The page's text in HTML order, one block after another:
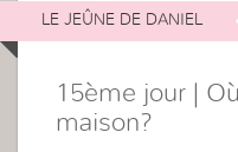
LE JEÛNE DE DANIEL
15ème jour |
maison?